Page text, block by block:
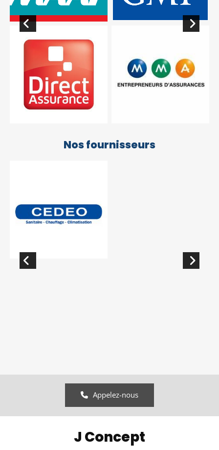
Nos fournisseurs
Appelez-nous
J Concept